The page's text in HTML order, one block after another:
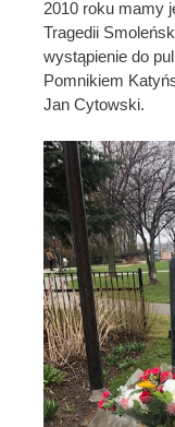
2010 roku mamy
Tragedii
wystąpienie do
Pomnikiem
Jan Cytowski.